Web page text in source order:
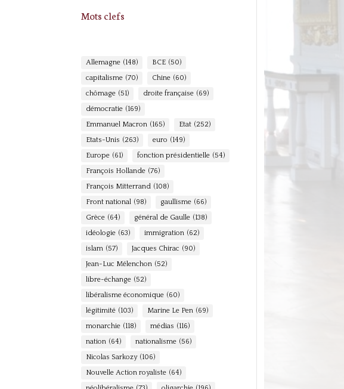
Mots clefs
Allemagne (148) BCE (50)
capitalisme (70) Chine (60)
chômage (51) droite française (69)
démocratie (169)
Emmanuel Macron (165) Etat (252)
Etats-Unis (263) euro (149)
Europe (61) fonction présidentielle (54)
François Hollande (76)
François Mitterrand (108)
Front national (98) gaullisme (66)
Grèce (64) général de Gaulle (138)
idéologie (63) immigration (62)
islam (57) Jacques Chirac (90)
Jean-Luc Mélenchon (52)
libre-échange (52)
libéralisme économique (60)
légitimité (103) Marine Le Pen (69)
monarchie (118) médias (116)
nation (64) nationalisme (56)
Nicolas Sarkozy (106)
Nouvelle Action royaliste (64)